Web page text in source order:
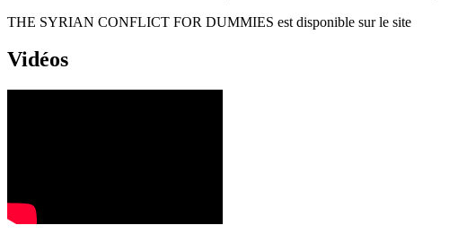
THE SYRIAN CONFLICT FOR DUMMIES est disponible sur le site
Vidéos